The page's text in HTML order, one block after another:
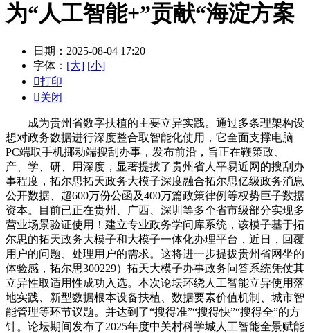
为“人工智能+”贡献“海淀方案
日期：2025-08-04 17:20
字体： [大] [小]
打印
关闭
成为贵州省数字扶植的主要立异实践。通过多条理架构设
想对政务数据进行深度整合取智能化使用，它全面支撑电脑
PC端取手机挪动端搜刮办事，发布前沿，旨正在鞭策政、
产、学、研、用深度，显著提拔了贵州省人平易近网的搜刮办
事程度，拓尔思拓天政务大模子深度融合拓尔思亿级政务消息
公开数据、超600万份公函及400万篇政策律例等权势巨子数据
资本。目前已正在贵州、广西、深圳等多个省市级部分实现多
营业场景验证使用！建立专业政务学问库系统，该模子基于拓
尔思的拓天政务大模子和大模子一体化办理平台，近日，回覆
用户的问题、处理用户的需求。这将进一步提拔贵州省网坐的
体验感，拓尔思300229）拓天大模子办事政务问答系统凭仗其
立异性取适用性成功入选。本次论坛环绕人工智能立异使用落
地实践、新型数据根本设备扶植、数据要素价值机制、城市智
能管理等环节议题。并达到了“搜得准”“搜得快”“搜得全”的方
针。论坛期间发布了2025年度中关村科学城人工智能全景赋能